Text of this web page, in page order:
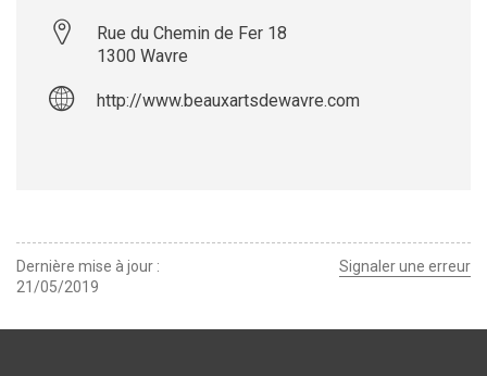
Rue du Chemin de Fer 18
1300 Wavre
http://www.beauxartsdewavre.com
−
Dernière mise à jour
21/05/2019
Signaler une erreur